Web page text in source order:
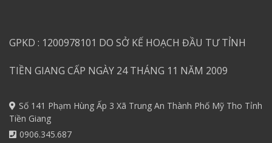
GPKD : 1200978101 DO SỞ KẾ HOẠCH ĐẦU TƯ TỈNH
TIỀN GIANG CẤP NGÀY 24 THÁNG 11 NĂM 2009
Số 141 Phạm Hùng Ấp 3 Xã Trung An Thành Phố Mỹ Tho Tỉnh
Tiền Giang
0906.345.687